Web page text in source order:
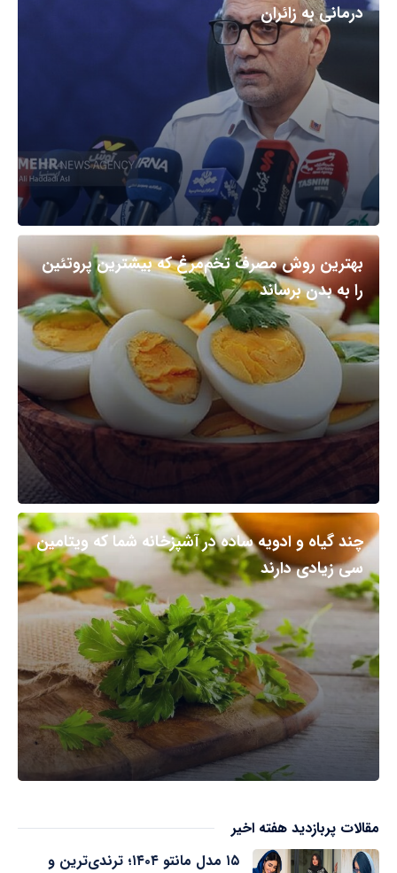
درمانی به زائران
بهترین روش مصرف تخم‌مرغ که بیشترین پروتئین
را به بدن برساند
چند گیاه و ادویه ساده در آشپزخانه شما که ویتامین
سی زیادی دارند
مقالات پربازدید هفته اخیر
۱۵ مدل مانتو ۱۴۰۴؛ ترندی‌ترین و